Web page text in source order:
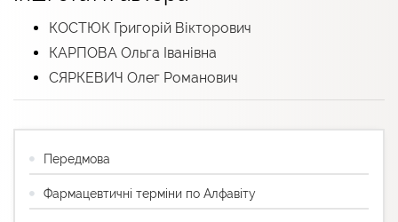
КОСТЮК Григорій Вікторович
КАРПОВА Ольга Іванівна
СЯРКЕВИЧ Олег Романович
Передмова
Фармацевтичні терміни по Алфавіту